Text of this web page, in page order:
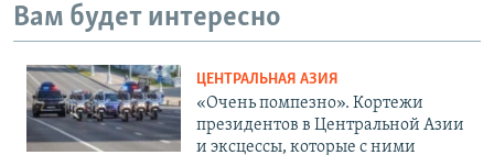
Вам будет интересно
ЦЕНТРАЛЬНАЯ АЗИЯ
«Очень помпезно». Кортежи
президентов в Центральной Азии
и эксцессы, которые с ними